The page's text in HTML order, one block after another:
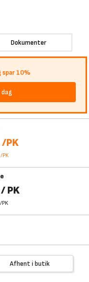
Dokumenter
spar 10%
/PK
/PK
/ PK
PK
Afhent i butik